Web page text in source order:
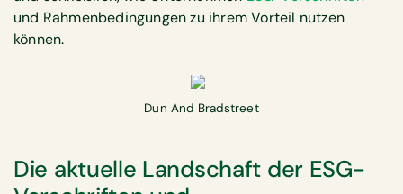
und Rahmenbedingungen zu ihrem Vorteil nutzen
können.
Dun And Bradstreet
Die aktuelle Landschaft der ESG-